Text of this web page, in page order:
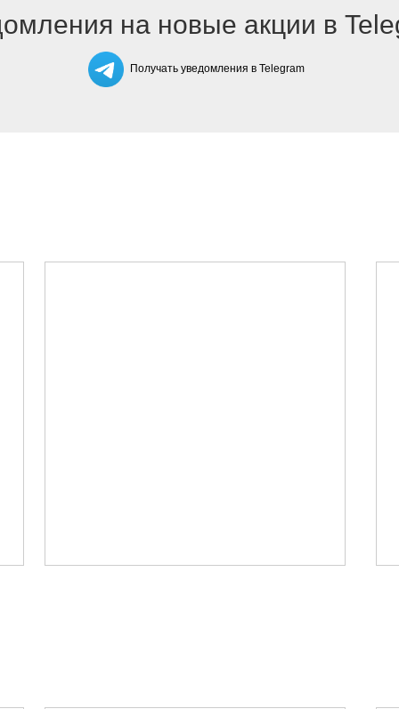
на новые акции в
Получать уведомления в Telegram